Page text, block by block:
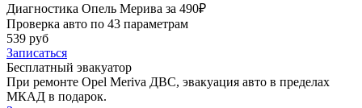
Диагностика Опель Мерива за 490₽
Проверка авто по 43 параметрам
539 руб
Записаться
Бесплатный эвакуатор
При ремонте Opel Meriva ДВС, эвакуация авто в пределах
МКАД в подарок.